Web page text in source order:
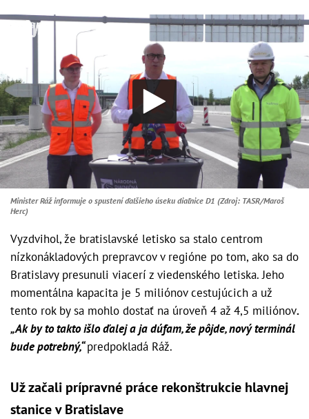
Minister Ráž informuje o spustení ďalšieho úseku diaľnice D1 (Zdroj: TASR/Maroš
Herc)
Vyzdvihol, že bratislavské letisko sa stalo centrom
nízkonákladových prepravcov v regióne po tom, ako sa do
Bratislavy presunuli viacerí z viedenského letiska. Jeho
momentálna kapacita je 5 miliónov cestujúcich a už
tento rok by sa mohlo dostať na úroveň 4 až 4,5 miliónov.
„Ak by to takto išlo ďalej a ja dúfam, že pôjde, nový terminál
bude potrebný,“predpokladá Ráž.
Už začali prípravné práce rekonštrukcie hlavnej
stanice v Bratislave